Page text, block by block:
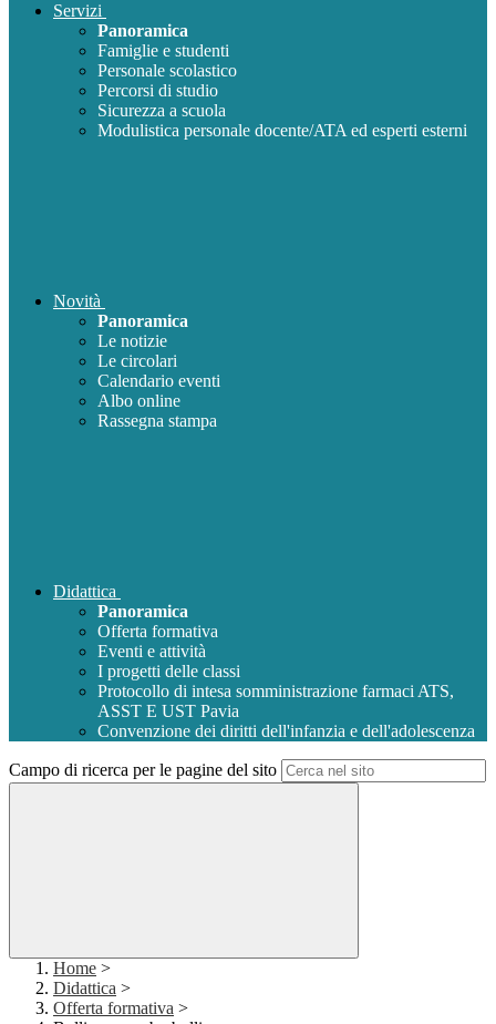
Servizi
Panoramica
Famiglie e studenti
Personale scolastico
Percorsi di studio
Sicurezza a scuola
Modulistica personale docente/ATA ed esperti esterni
Novità
Panoramica
Le notizie
Le circolari
Calendario eventi
Albo online
Rassegna stampa
Didattica
Panoramica
Offerta formativa
Eventi e attività
I progetti delle classi
Protocollo di intesa somministrazione farmaci ATS,
ASST E UST Pavia
Convenzione dei diritti dell'infanzia e dell'adolescenza
Campo di ricerca per le pagine del sito
Home >
Didattica >
Offerta formativa >